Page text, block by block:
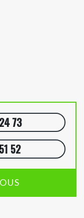
73
52